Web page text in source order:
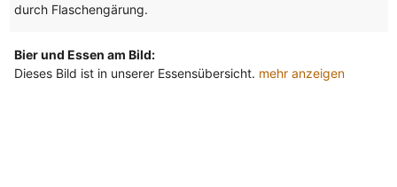
durch Flaschengärung.
Bier und Essen am Bild:
Dieses Bild ist in unserer Essensübersicht. mehr anzeigen